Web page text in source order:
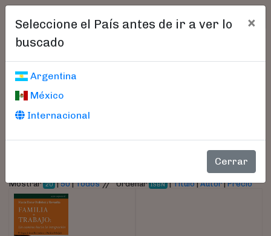
Seleccione el País antes de ir a ver lo
buscado
×
Argentina
México
Internacional
Cerrar
Libros encontrados
Parámetros
Mostrar 20 |50|Todos//Ordenar ISBN |Título|Autor|Precio